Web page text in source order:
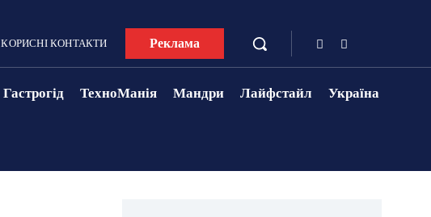
КОРИСНІ КОНТАКТИ Реклама
Гастрогід ТехноМанія Мандри Лайфстайл Україна